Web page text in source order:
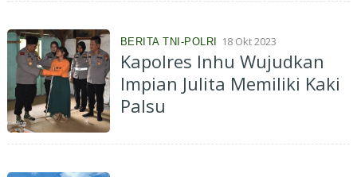
BERITA TNI-POLRI 18 Okt 2023
Kapolres Inhu Wujudkan
Impian Julita Memiliki Kaki
Palsu